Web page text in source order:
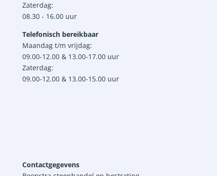
Zaterdag:
08.30 - 16.00 uur
Telefonisch bereikbaar
Maandag t/m vrijdag:
09.00-12.00 & 13.00-17.00 uur
Zaterdag:
09.00-12.00 & 13.00-15.00 uur
Contactgegevens